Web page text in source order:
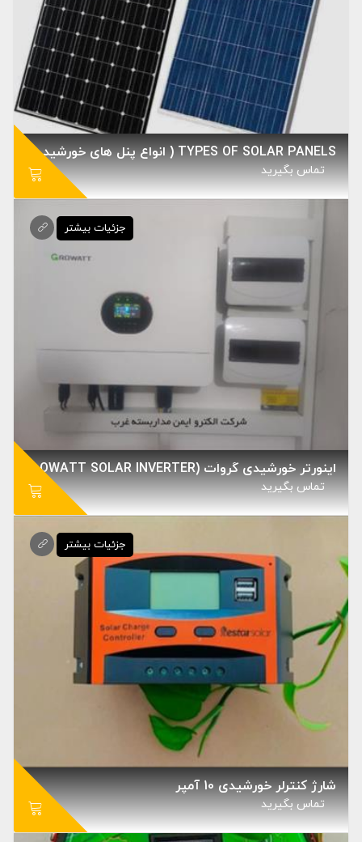
TYPES OF SOLAR PANELS ( انواع پنل های خورشیدی )
تماس بگيريد
اینورتر خورشیدی گرواَت (GROWATT SOLAR INVERTER)
تماس بگيريد
شارژ کنترلر خورشیدی 10 آمپر
تماس بگيريد